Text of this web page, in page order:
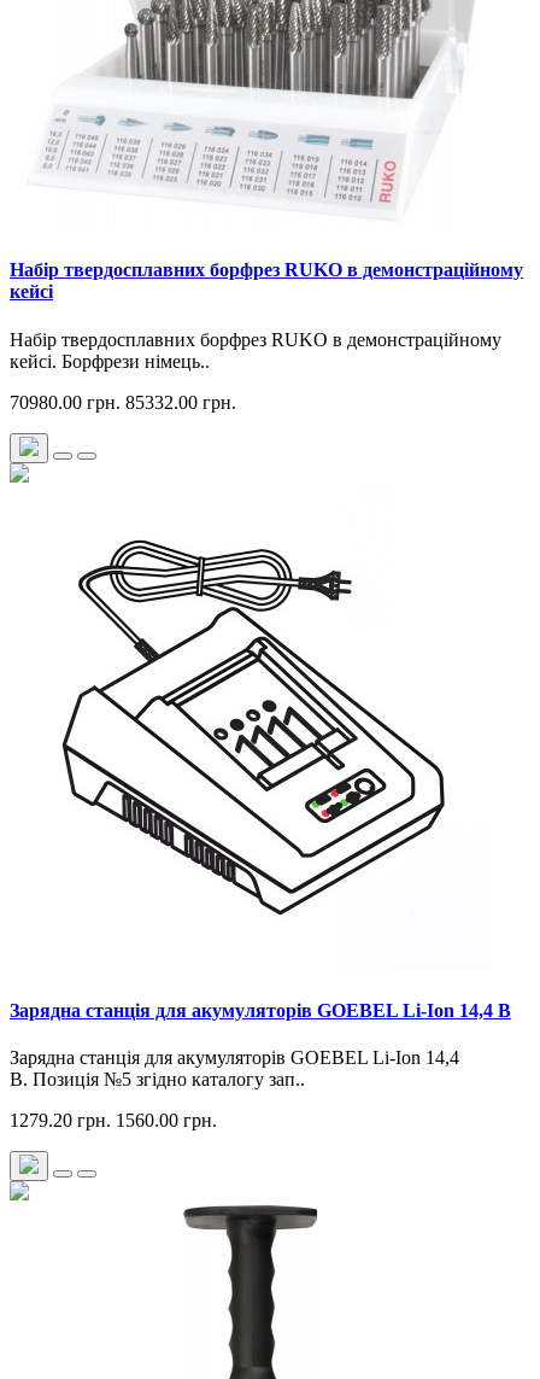
Набір твердосплавних борфрез RUKO в демонстраційному
кейсі
Набір твердосплавних борфрез RUKO в демонстраційному
кейсі. Борфрези німець..
70980.00 грн. 85332.00 грн.
Зарядна станція для акумуляторів GOEBEL Li-Ion 14,4 В
Зарядна станція для акумуляторів GOEBEL Li-Ion 14,4
В. Позиція №5 згідно каталогу зап..
1279.20 грн. 1560.00 грн.